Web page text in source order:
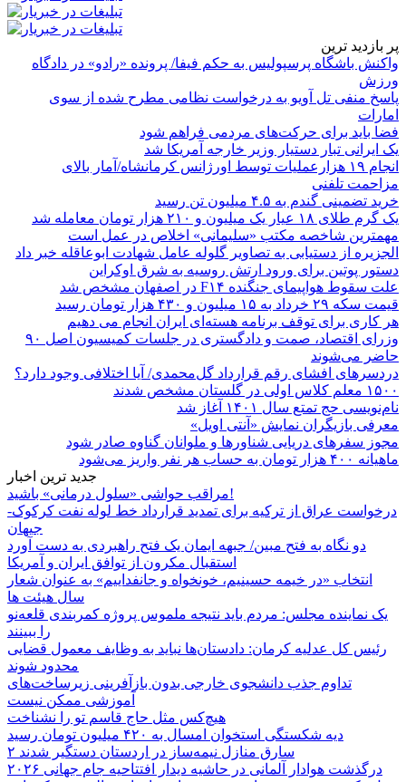
پر بازدید ترین
واکنش باشگاه پرسپولیس به حکم فیفا/ پرونده «رادو» در دادگاه
ورزش
پاسخ منفی تل آویو به درخواست نظامی مطرح شده از سوی
امارات
فضا باید برای حرکت‌های مردمی فراهم شود
یک ایرانی تبار دستیار وزیر خارجه آمریکا شد
انجام ۱۹ هزارعملیات توسط اورژانس کرمانشاه/آمار بالای
مزاحمت تلفنی
خرید تضمینی گندم به ۴.۵ میلیون تن رسید
یک گرم طلای ۱۸ عیار یک میلیون و ۲۱۰ هزار تومان معامله شد
مهمترین شاخصه مکتب «سلیمانی» اخلاص در عمل است
الجزیره از دستیابی به تصاویر گلوله عامل شهادت ابوعاقله خبر داد
دستور پوتین برای ورود ارتش روسیه به شرق اوکراین
علت سقوط هواپیمای جنگنده F۱۴ در اصفهان مشخص شد
قیمت سکه ۲۹ خرداد به ۱۵ میلیون و ۴۳۰ هزار تومان رسید
هر کاری برای توقف برنامه هسته‌ای ایران انجام می دهیم
وزرای اقتصاد، صمت و دادگستری در جلسات کمیسیون اصل ۹۰
حاضر می‌شوند
دردسرهای افشای رقم قرارداد گل‌محمدی/ آیا اختلافی وجود دارد؟
۱۵۰۰ معلم کلاس اولی در گلستان مشخص شدند
نام‌نویسی حج تمتع سال ۱۴۰۱ آغاز شد
معرفی بازیگران نمایش «آنتی اویل»
مجوز سفرهای دریایی شناورها و ملوانان گناوه صادر شود
ماهیانه ۴۰۰ هزار تومان به حساب هر نفر واریز می‌شود
جدید ترین اخبار
مراقب حواشی «سلول درمانی» باشید!
درخواست عراق از ترکیه برای تمدید قرارداد خط لوله نفت کرکوک-
جیهان
دو نگاه به فتح مبین/ جبهه ایمان یک فتح راهبردی به دست آورد
استقبال مکرون از توافق ایران و آمریکا
انتخاب «در خیمه حسینیم، خونخواه و جانفداییم» به عنوان شعار
سال هیئت ها
یک نماینده مجلس: مردم باید نتیجه ملموس پروژه کمربندی قلعه‌نو
را ببینند
رئیس کل عدلیه کرمان: دادستان‌ها نباید به وظایف معمول قضایی
محدود شوند
تداوم جذب دانشجوی خارجی بدون بازآفرینی زیرساخت‌های
آموزشی ممکن نیست
هیچ‌کس مثل حاج قاسم تو را نشناخت
دیه شکستگی استخوان امسال به ۴۲۰ میلیون تومان رسید
۲ سارق منازل نیمه‌ساز در اردستان دستگیر شدند
درگذشت هوادار آلمانی در حاشیه دیدار افتتاحیه جام جهانی ۲۰۲۶